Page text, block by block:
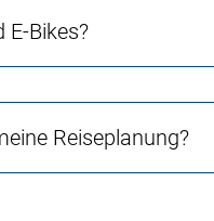
E-Bikes?
Reiseplanung?